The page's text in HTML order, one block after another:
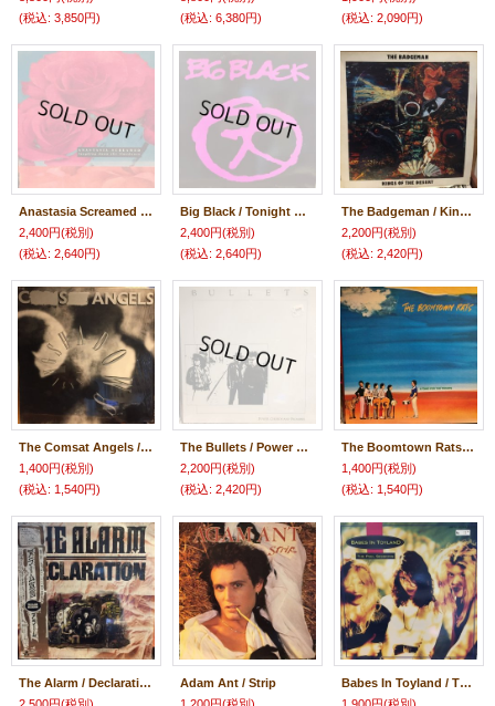
(税込: 3,850円)
(税込: 6,380円)
(税込: 2,090円)
Anastasia Screamed / Laughing Down The Limehouse
2,400円(税別)
(税込: 2,640円)
Big Black / Tonight We Walked With Giants
2,400円(税別)
(税込: 2,640円)
The Badgeman / Kings Of The Desert
2,200円(税別)
(税込: 2,420円)
The Comsat Angels / Chasing Shadows
1,400円(税別)
(税込: 1,540円)
The Bullets / Power Chords And Promises
2,200円(税別)
(税込: 2,420円)
The Boomtown Rats / A Tonic For The Troops
1,400円(税別)
(税込: 1,540円)
The Alarm / Declaration
Adam Ant / Strip
Babes In Toyland / The Peel Sessions